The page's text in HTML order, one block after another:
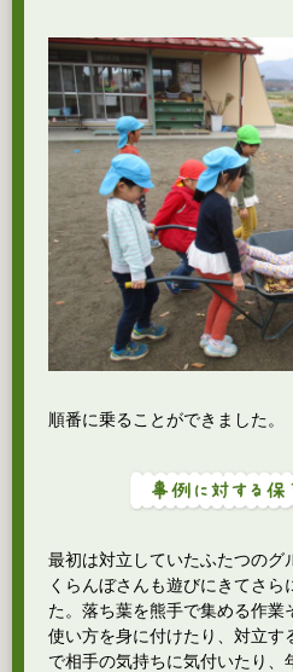
順番に乗ることができました。
最初は対立していたふたつのグ
くらんぼさんも遊びにきてさら
た。落ち葉を熊手で集める作業
使い方を身に付けたり、対立す
で相手の気持ちに気付いたり、